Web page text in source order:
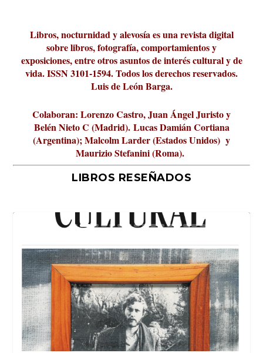
Liber 2026 al Fomento de la Le...
Revista Cultural Turia, númer...
10.000 pasos al día? Lo que d...
paisajística del mar de Sicil...
París
metafísicos de la novela ne...
Libros, nocturnidad y alevosía es una revista digital
sobre libros, fotografía, comportamientos y
exposiciones, entre otros asuntos de interés cultural y de
vida. ISSN 3101-1594. Todos los derechos reservados.
Luis de León Barga.
Colaboran: Lorenzo Castro, Juan Ángel Juristo y
Belén Nieto C (Madrid). Lucas Damián Cortiana
(Argentina); Malcolm Larder (Estados Unidos) y
Maurizio Stefanini (Roma).
LIBROS RESEÑADOS